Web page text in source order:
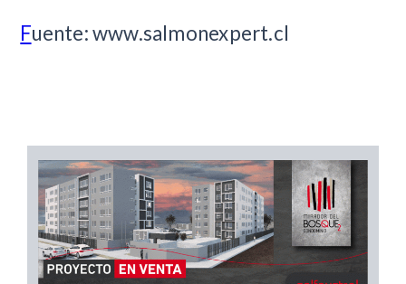
Fuente: www.salmonexpert.cl